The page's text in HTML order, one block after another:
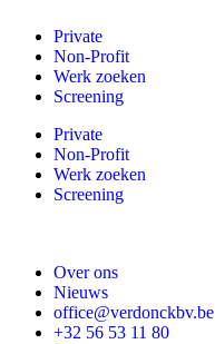
Private
Non-Profit
Werk zoeken
Screening
Private
Non-Profit
Werk zoeken
Screening
Over ons
Nieuws
office@verdonckbv.be
+32 56 53 11 80